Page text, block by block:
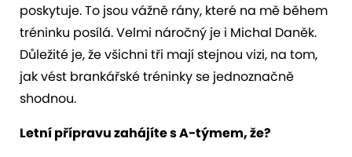
poskytuje. To jsou vážně rány, které na mě během
tréninku posílá. Velmi náročný je i Michal Daněk.
Důležité je, že všichni tři mají stejnou vizi, na tom,
jak vést brankářské tréninky se jednoznačně
shodnou.
Letní přípravu zahájíte s A-týmem, že?